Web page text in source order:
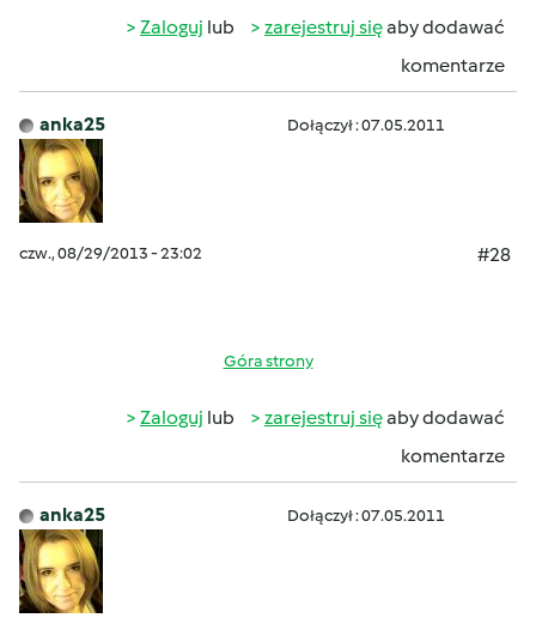
Zaloguj lub zarejestruj sięaby dodawać
komentarze
anka25 Dołączył : 07.05.2011
czw., 08/29/2013 - 23:02 #28
Góra strony
Zaloguj lub zarejestruj sięaby dodawać
komentarze
anka25 Dołączył : 07.05.2011